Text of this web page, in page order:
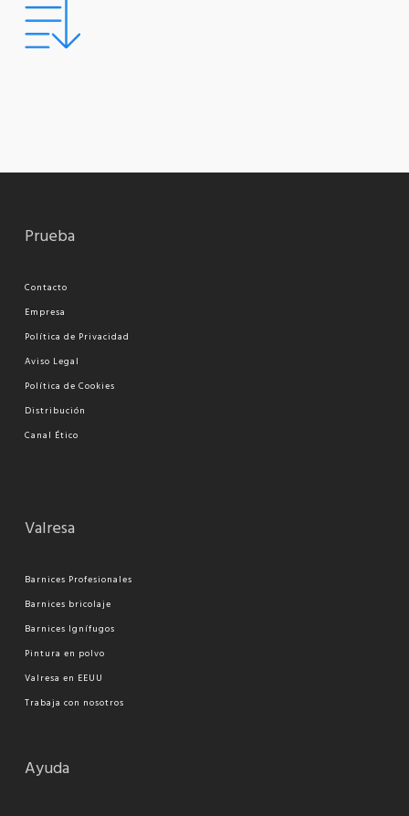
Prueba
Contacto
Empresa
Política de Privacidad
Aviso Legal
Política de Cookies
Distribución
Canal Ético
Valresa
Barnices Profesionales
Barnices bricolaje
Barnices Ignífugos
Pintura en polvo
Valresa en EEUU
Trabaja con nosotros
Ayuda